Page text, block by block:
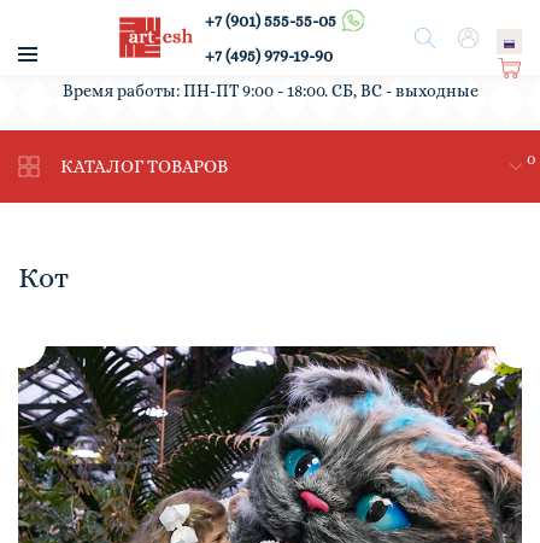
Поиск
+7 (901) 555-55-05
+7 (495) 979-19-90
Ко
ин
а
0
Вход
/
Время работы: ПН-ПТ 9:00 - 18:00. СБ, ВС - выходные
КАТАЛОГ ТОВАРОВ
Кот